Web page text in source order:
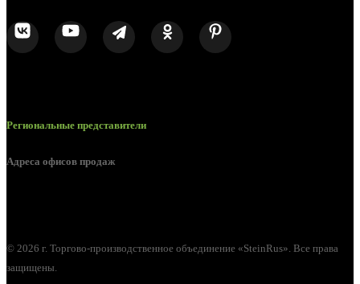
Региональные представители
Адреса офисов продаж
© 2026 г. Торгово-производственное объединение «SteinRus». Все права
защищены.